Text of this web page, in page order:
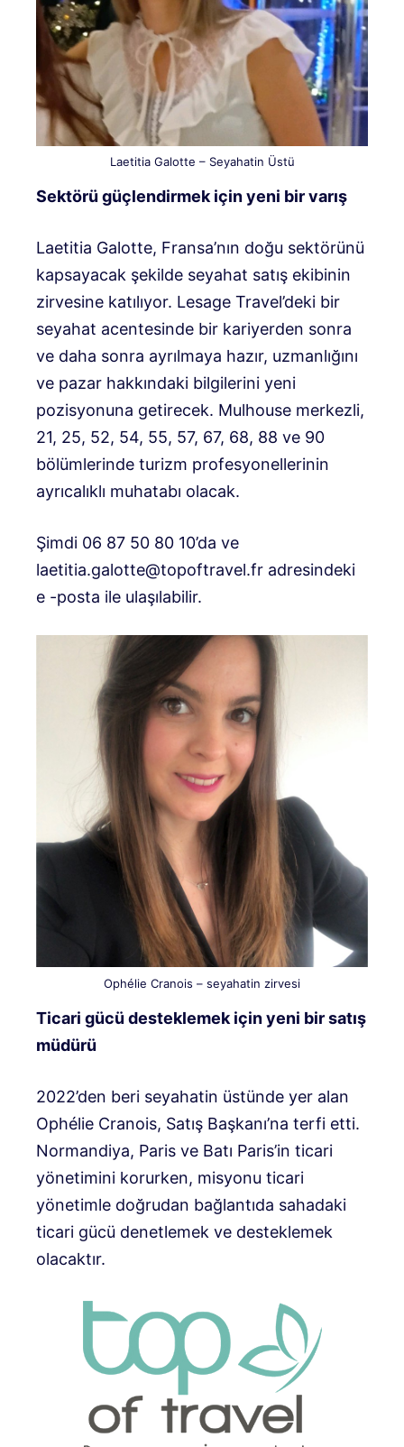
Laetitia Galotte – Seyahatin Üstü
Sektörü güçlendirmek için yeni bir varış
Laetitia Galotte, Fransa’nın doğu sektörünü
kapsayacak şekilde seyahat satış ekibinin
zirvesine katılıyor. Lesage Travel’deki bir
seyahat acentesinde bir kariyerden sonra
ve daha sonra ayrılmaya hazır, uzmanlığını
ve pazar hakkındaki bilgilerini yeni
pozisyonuna getirecek. Mulhouse merkezli,
21, 25, 52, 54, 55, 57, 67, 68, 88 ve 90
bölümlerinde turizm profesyonellerinin
ayrıcalıklı muhatabı olacak.
Şimdi 06 87 50 80 10’da ve
laetitia.galotte@topoftravel.fr adresindeki
e -posta ile ulaşılabilir.
Ophélie Cranois – seyahatin zirvesi
Ticari gücü desteklemek için yeni bir satış
müdürü
2022’den beri seyahatin üstünde yer alan
Ophélie Cranois, Satış Başkanı’na terfi etti.
Normandiya, Paris ve Batı Paris’in ticari
yönetimini korurken, misyonu ticari
yönetimle doğrudan bağlantıda sahadaki
ticari gücü denetlemek ve desteklemek
olacaktır.